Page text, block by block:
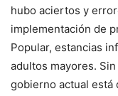
hubo aciertos y
implementación de
Popular, estancias
adultos mayores.
gobierno actual está